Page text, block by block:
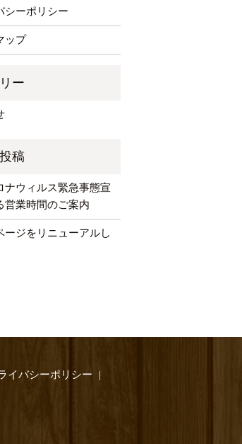
シーポリシー
ップ
ナウィルス緊急事態宣
営業時間のご案内
ージをリニューアルし
イバシーポリシー